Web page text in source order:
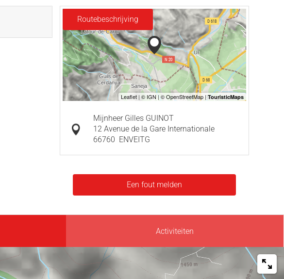
Routebeschrijving
Mijnheer Gilles GUINOT
12 Avenue de la Gare Internationale
66760 ENVEITG
Een fout melden
Activiteiten